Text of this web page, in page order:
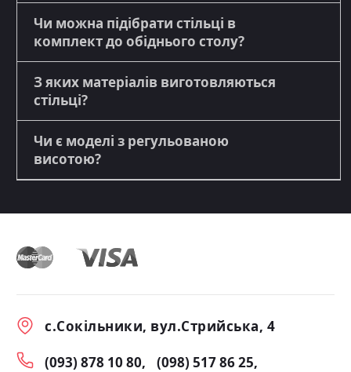
Чи можна підібрати стільці в
комплект до обіднього столу?
З яких матеріалів виготовляються
стільці?
Чи є моделі з регульованою
висотою?
с.Сокільники, вул.Стрийська, 4
(093) 878 10 80
(098) 517 86 25